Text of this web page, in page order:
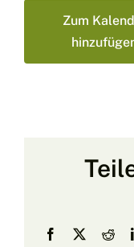
Zum
Facebook
X